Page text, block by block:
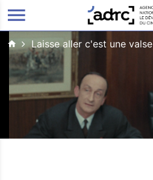
ALLER AU
Laisse aller c'est une valse